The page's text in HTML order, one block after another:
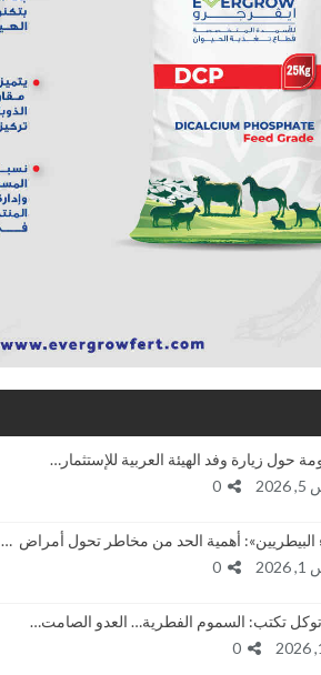
البيطريين»: أهمية الحد من مخاطر تحول أمراض …
تكتب: السموم الفطرية… العدو الصامت…